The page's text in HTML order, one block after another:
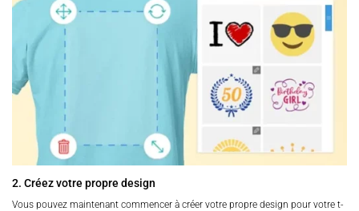
2. Créez votre propre design
Vous pouvez maintenant commencer à créer votre propre design pour votre t-